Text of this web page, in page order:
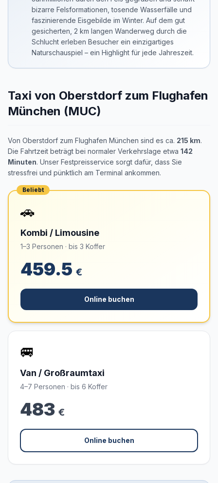
bizarre Felsformationen, tosende Wasserfälle und
faszinierende Eisgebilde im Winter. Auf dem gut
gesicherten, 2 km langen Wanderweg durch die
Schlucht erleben Besucher ein einzigartiges
Naturschauspiel – ein Highlight für jede Jahreszeit.
Taxi von Oberstdorf zum Flughafen
München (MUC)
Von Oberstdorf zum Flughafen München sind es ca. 215 km.
Die Fahrtzeit beträgt bei normaler Verkehrslage etwa 142
Minuten. Unser Festpreisservice sorgt dafür, dass Sie
stressfrei und pünktlich am Terminal ankommen.
Beliebt
🚗
Kombi / Limousine
1–3 Personen · bis 3 Koffer
459.5 €
Online buchen
🚐
Van / Großraumtaxi
4–7 Personen · bis 6 Koffer
483 €
Online buchen